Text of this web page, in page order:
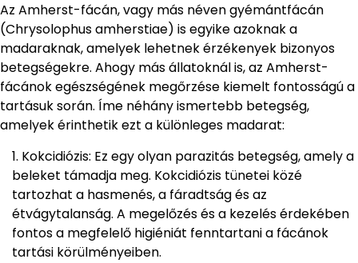
Az Amherst-fácán, vagy más néven gyémántfácán
(Chrysolophus amherstiae) is egyike azoknak a
madaraknak, amelyek lehetnek érzékenyek bizonyos
betegségekre. Ahogy más állatoknál is, az Amherst-
fácánok egészségének megőrzése kiemelt fontosságú a
tartásuk során. Íme néhány ismertebb betegség,
amelyek érinthetik ezt a különleges madarat:
Kokcidiózis: Ez egy olyan parazitás betegség, amely a
beleket támadja meg. Kokcidiózis tünetei közé
tartozhat a hasmenés, a fáradtság és az
étvágytalanság. A megelőzés és a kezelés érdekében
fontos a megfelelő higiéniát fenntartani a fácánok
tartási körülményeiben.